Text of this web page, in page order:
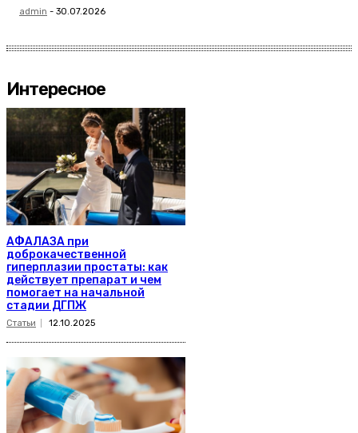
admin - 30.07.2026
Интересное
АФАЛАЗА при
доброкачественной
гиперплазии простаты: как
действует препарат и чем
помогает на начальной
стадии ДГПЖ
Статьи 12.10.2025